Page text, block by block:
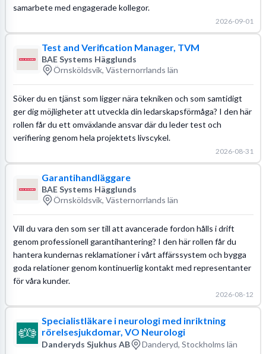
samarbete med engagerade kollegor.
2026-09-01
Test and Verification Manager, TVM
BAE Systems Hägglunds
Örnsköldsvik, Västernorrlands län
Söker du en tjänst som ligger nära tekniken och som samtidigt
ger dig möjligheter att utveckla din ledarskapsförmåga? I den här
rollen får du ett omväxlande ansvar där du leder test och
verifiering genom hela projektets livscykel.
2026-08-31
Garantihandläggare
BAE Systems Hägglunds
Örnsköldsvik, Västernorrlands län
Vill du vara den som ser till att avancerade fordon hålls i drift
genom professionell garantihantering? I den här rollen får du
hantera kundernas reklamationer i vårt affärssystem och bygga
goda relationer genom kontinuerlig kontakt med representanter
för våra kunder.
2026-08-12
Specialistläkare i neurologi med inriktning
rörelsesjukdomar, VO Neurologi
Danderyds Sjukhus AB Danderyd, Stockholms län